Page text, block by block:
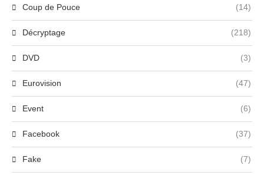
Coup de Pouce (14)
Décryptage (218)
DVD (3)
Eurovision (47)
Event (6)
Facebook (37)
Fake (7)